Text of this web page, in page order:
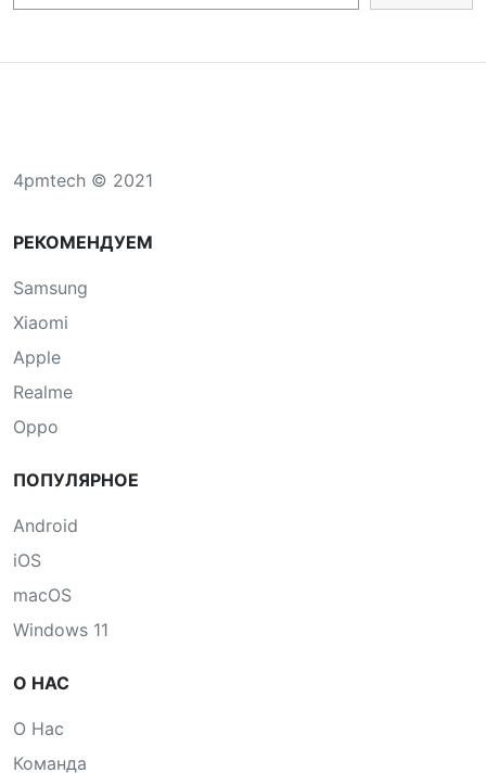
4pmtech © 2021
РЕКОМЕНДУЕМ
Samsung
Xiaomi
Apple
Realme
Oppo
ПОПУЛЯРНОЕ
Android
iOS
macOS
Windows 11
О НАС
О Нас
Команда